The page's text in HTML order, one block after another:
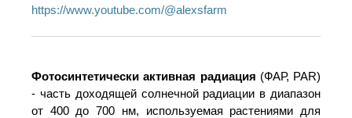
https://www.youtube.com/@alexsfarm
Фотосинтетически активная радиация (ФАР, PAR)
- часть доходящей солнечной радиации в диапазон
от 400 до 700 нм, используемая растениями для